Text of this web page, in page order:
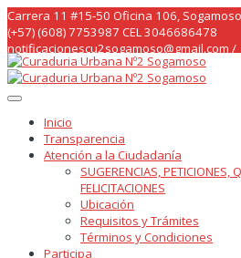
Skip
to
content
Carrera 11 #15-50 Oficina 106, Sogamoso
(+57) (608) 7753987 CEL 3046686478
notificacionescu2sogamoso@gmail.com /
curaduria2sogamoso@gmail.com /
Inicio
Transparencia
Atención a la Ciudadanía
SUGERENCIAS, PETICIONES,
FELICITACIONES
Ubicación
Requisitos y Trámites
Términos y Condiciones
Participa